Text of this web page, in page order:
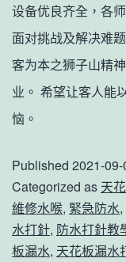
设备优良齐全，各
面对挑战及解决难
客为本之狮子山精
业。 希望让客人能
恼。
Published 2021-
Categorized as 天
維修水喉, 緊急防水,
水打針, 防水打針教
板漏水, 天花板漏水